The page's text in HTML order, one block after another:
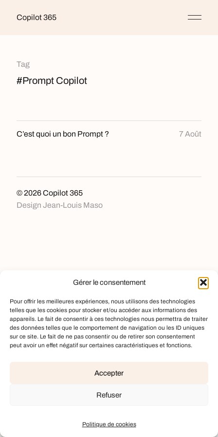
Gérer le consentement
Pour offrir les meilleures expériences, nous utilisons des technologies
telles que les cookies pour stocker et/ou accéder aux informations des
appareils. Le fait de consentir à ces technologies nous permettra de traiter
des données telles que le comportement de navigation ou les ID uniques
sur ce site. Le fait de ne pas consentir ou de retirer son consentement
peut avoir un effet négatif sur certaines caractéristiques et fonctions.
Accepter
Refuser
Politique de cookies
Copilot 365
Tag
#Prompt Copilot
C’est quoi un bon Prompt ? 7 Août
© 2026Copilot 365
Design Jean-Louis Maso